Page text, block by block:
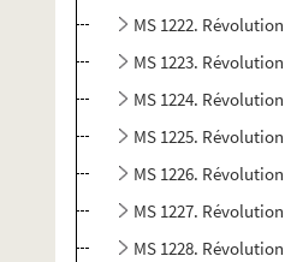
MS 1222. Révolution
MS 1223. Révolution
MS 1224. Révolution
MS 1225. Révolution
MS 1226. Révolution
MS 1227. Révolution
MS 1228. Révolution